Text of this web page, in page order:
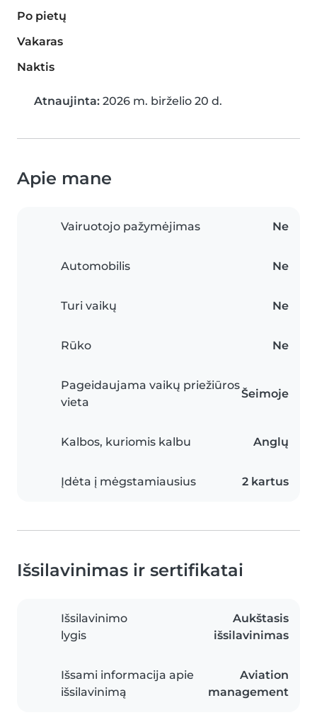
Po pietų
Vakaras
Naktis
Atnaujinta: 2026 m. birželio 20 d.
Apie mane
Vairuotojo pažymėjimas Ne
Automobilis Ne
Turi vaikų Ne
Rūko Ne
Pageidaujama vaikų priežiūros
vieta
Šeimoje
Kalbos, kuriomis kalbu Anglų
Įdėta į mėgstamiausius 2 kartus
Išsilavinimas ir sertifikatai
Išsilavinimo
lygis
Aukštasis
išsilavinimas
Išsami informacija apie
išsilavinimą
Aviation
management